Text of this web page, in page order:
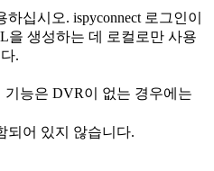
십시오. ispyconnect 로그인이
을 생성하는 데 로컬로만 사용
.
기능은 DVR이 없는 경우에는
되어 있지 않습니다.